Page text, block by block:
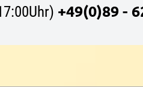
+49(0)89 -